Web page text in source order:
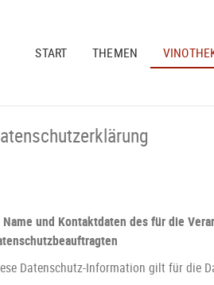
START THEMEN
Name und Kontaktdaten des für die
Datenschutz-Information gilt für die